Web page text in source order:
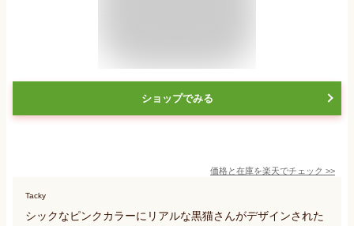
ショップでみる
価格と在庫を楽天でチェック >>
Tacky
シックなピンクカラーにリアルな黒猫さんがデザインされた